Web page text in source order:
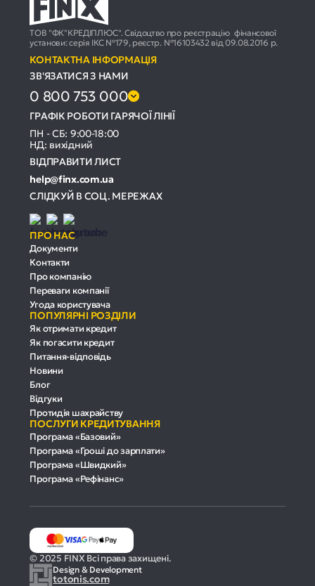
ТОВ "ФК"КРЕДІПЛЮС". Свідоцтво про реєстрацію фінансової
установи: серія ІКС №179, реєстр. №16103432 від 09.08.2016 р.
КОНТАКТНА ІНФОРМАЦІЯ
ЗВ'ЯЗАТИСЯ З НАМИ
0 800 753 000
ГРАФІК РОБОТИ ГАРЯЧОЇ ЛІНІЇ
ПН - СБ: 9:00-18:00
НД: вихідний
ВІДПРАВИТИ ЛИСТ
help@finx.com.ua
СЛІДКУЙ В СОЦ. МЕРЕЖАХ
ПРО НАС
Документи
Контакти
Про компанію
Переваги компанії
Угода користувача
ПОПУЛЯРНІ РОЗДІЛИ
Як отримати кредит
Як погасити кредит
Питання-відповідь
Новини
Блог
Відгуки
Протидія шахрайству
ПОСЛУГИ КРЕДИТУВАННЯ
Програма «Базовий»
Програма «Гроші до зарплати»
Програма «Швидкий»
Програма «Рефінанс»
Design & Development
totonis.com
© 2025 FINX Всі права захищені.